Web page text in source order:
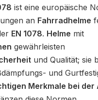
ist eine europäische
an Fahrradhelme
EN 1078. Helme mit
gewährleisten
und Qualität; sie
und
Merkmale bei der